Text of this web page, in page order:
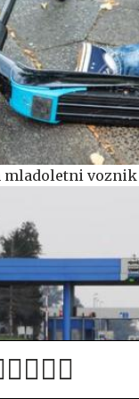
mladoletni